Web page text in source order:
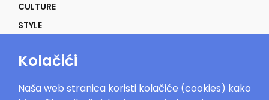
CULTURE
STYLE
POWER
Kolačići
Naša web stranica koristi kolačiće (cookies) kako